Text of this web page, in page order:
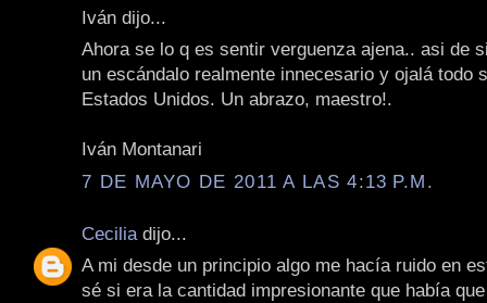
Iván dijo...
Ahora se lo q es sentir verguenza ajena.. asi de
un escándalo realmente innecesario y ojalá todo
Estados Unidos. Un abrazo, maestro!.
Iván Montanari
7 DE MAYO DE 2011 A LAS 4:13 P.M.
Cecilia dijo...
A mi desde un principio algo me hacía ruido en
sé si era la cantidad impresionante que había